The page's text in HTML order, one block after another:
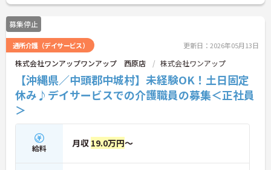
募集停止
通所介護（デイサービス） 更新日：2026年05月13日
株式会社ワンアップワンアップ 西原店 株式会社ワンアップ
【沖縄県／中頭郡中城村】未経験OK！土日固定
休み♪デイサービスでの介護職員の募集＜正社員
＞
給料 月収 19.0万円～